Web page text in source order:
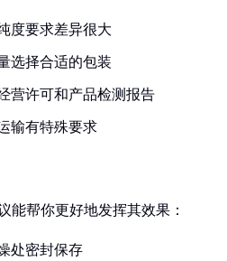
度要求差异很大
选择合适的包装
营许可和产品检测报告
输有特殊要求
能帮你更好地发挥其效果：
处密封保存